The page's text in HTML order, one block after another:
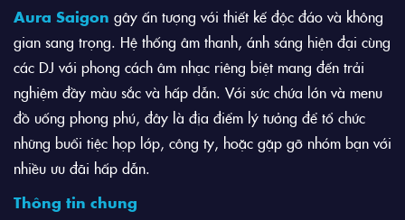
Aura Saigon gây ấn tượng với thiết kế độc đáo và không
gian sang trọng. Hệ thống âm thanh, ánh sáng hiện đại cùng
các DJ với phong cách âm nhạc riêng biệt mang đến trải
nghiệm đầy màu sắc và hấp dẫn. Với sức chứa lớn và menu
đồ uống phong phú, đây là địa điểm lý tưởng để tổ chức
những buổi tiệc họp lớp, công ty, hoặc gặp gỡ nhóm bạn với
nhiều ưu đãi hấp dẫn.
Thông tin chung